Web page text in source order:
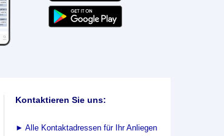
Kontaktieren Sie uns:
► Alle Kontaktadressen für Ihr Anliegen